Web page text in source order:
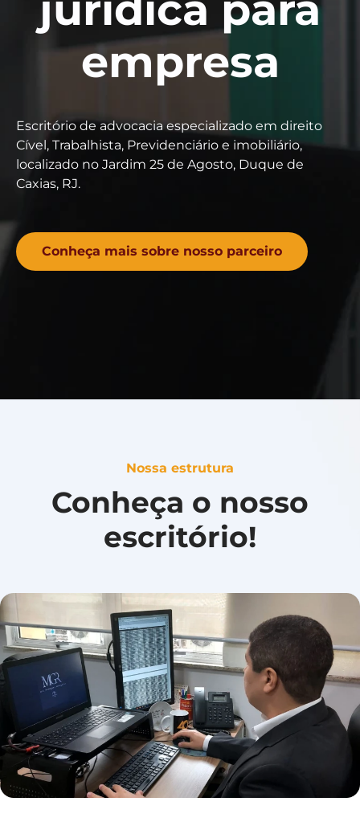
empresa
Escritório de advocacia especializado em direito
Cível, Trabalhista, Previdenciário e imobiliário,
localizado no Jardim 25 de Agosto, Duque de
Caxias, RJ.
Conheça mais sobre nosso parceiro
Nossa estrutura
Conheça o nosso
escritório!